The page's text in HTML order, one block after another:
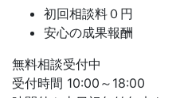
初回相談料０円
安心の成果報酬
無料相談受付中
受付時間 10:00～18:00